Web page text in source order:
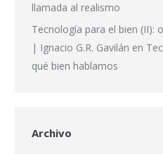
llamada al realismo
Tecnología para el bien (II):
| Ignacio G.R. Gavilán en
qué bien hablamos
Archivo